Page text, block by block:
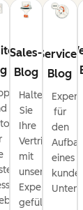
Sales-
Blog
Halten
Sie
Ihre
mit
unseren
Expertentipps
gefüllt.
Service-
Blog
für
den
Aufbau
eines